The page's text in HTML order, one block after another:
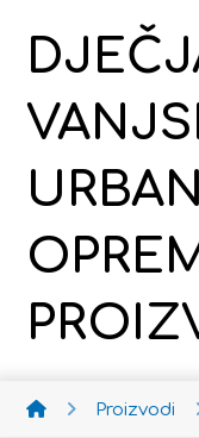
Proizvodi